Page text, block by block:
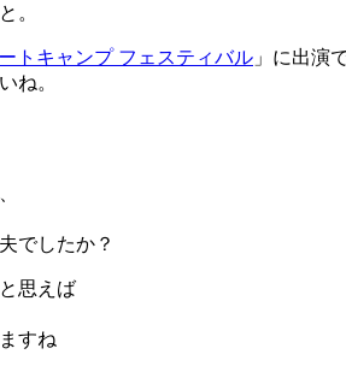
。
トキャンプ フェスティバル 」に出演
ね。
でしたか？
思えば
すね